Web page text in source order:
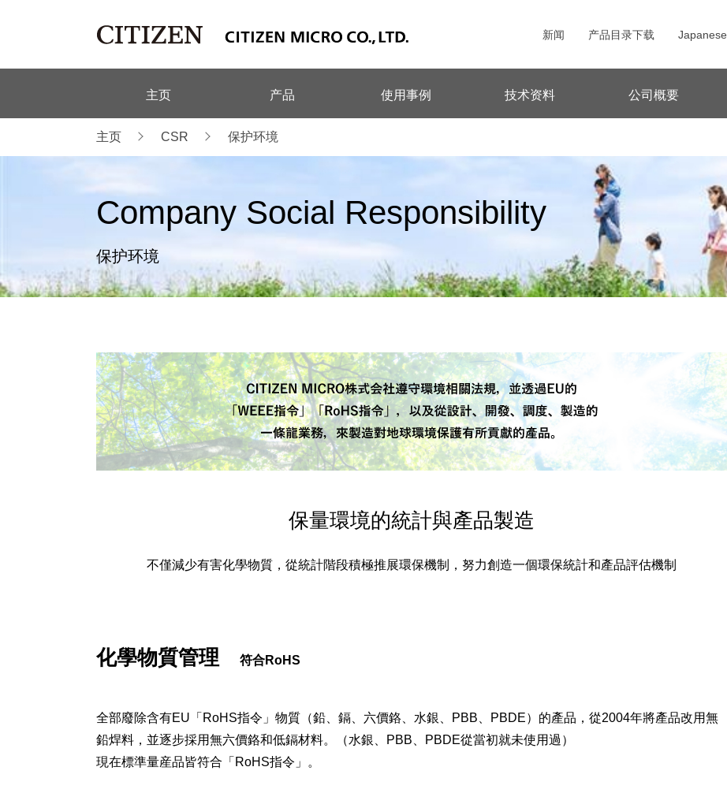
新闻 产品目录下载 Japanese
主页 产品 使用事例 技术资料 公司概要
主页 CSR 保护环境
Company Social Responsibility
保护环境
保量環境的統計與產品製造
不僅減少有害化學物質，從統計階段積極推展環保機制，努力創造一個環保統計和產品評估機制
化學物質管理 符合RoHS
全部廢除含有EU「RoHS指令」物質（鉛、鎘、六價鉻、水銀、PBB、PBDE）的產品，從2004年將產品改用無
鉛焊料，並逐步採用無六價鉻和低鎘材料。（水銀、PBB、PBDE從當初就未使用過）
現在標準量産品皆符合「RoHS指令」。